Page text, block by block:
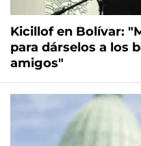
Kicillof en Bolívar:
para dárselos a los
amigos"